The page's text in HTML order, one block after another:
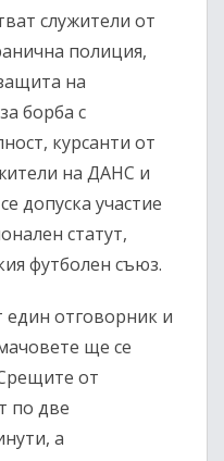
служители от
полиция,
на
борба с
курсанти от
на ДАНС и
допуска участие
статут,
футболен съюз.
един отговорник и
ще се
от
по две
а